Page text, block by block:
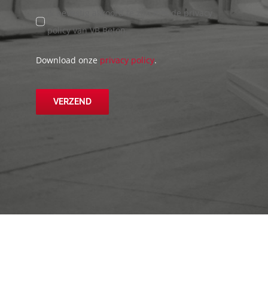
Ik bevestig akkoord te zijn met de privacy
policy van VB Beton.
Download onze privacy policy.
VERZEND